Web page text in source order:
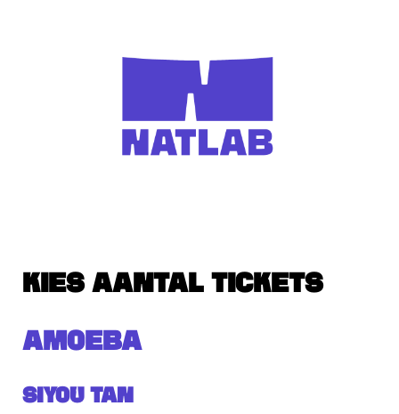
KIES AANTAL TICKETS
AMOEBA
Siyou Tan